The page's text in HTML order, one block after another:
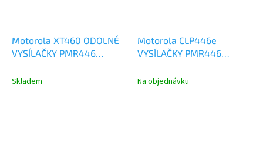
Motorola XT460 ODOLNÉ
VYSÍLAČKY PMR446
Skladem
Motorola CLP446e
VYSÍLAČKY PMR446
Na objednávku